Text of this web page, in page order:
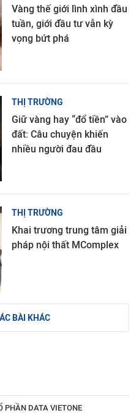
Vàng thế giới lình xình đầu
tuần, giới đầu tư vẫn kỳ
vọng bứt phá
THỊ TRƯỜNG
Giữ vàng hay “đổ tiền” vào
đất: Câu chuyện khiến
nhiều người đau đầu
THỊ TRƯỜNG
Khai trương trung tâm giải
pháp nội thất MComplex
BÀI KHÁC
PHẦN DATA VIETONE